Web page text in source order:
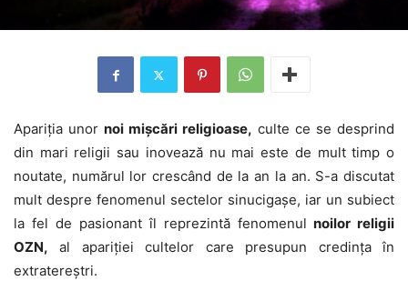
Apariția unor noi mișcări religioase, culte ce se desprind
din mari religii sau inovează nu mai este de mult timp o
noutate, numărul lor crescând de la an la an. S-a discutat
mult despre fenomenul sectelor sinucigașe, iar un subiect
la fel de pasionant îl reprezintă fenomenul noilor religii
OZN, al apariției cultelor care presupun credința în
extratereștri.